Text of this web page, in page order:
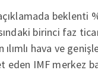
beklenti
birinci faz
ılımlı hava ve
eden IMF merkez